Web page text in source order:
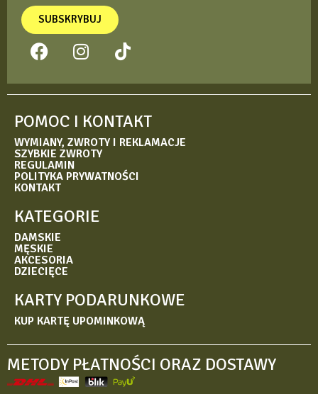
SUBSKRYBUJ
POMOC I KONTAKT
WYMIANY, ZWROTY I REKLAMACJE
SZYBKIE ZWROTY
REGULAMIN
POLITYKA PRYWATNOŚCI
KONTAKT
KATEGORIE
DAMSKIE
MĘSKIE
AKCESORIA
DZIECIĘCE
KARTY PODARUNKOWE
KUP KARTĘ UPOMINKOWĄ
METODY PŁATNOŚCI ORAZ DOSTAWY